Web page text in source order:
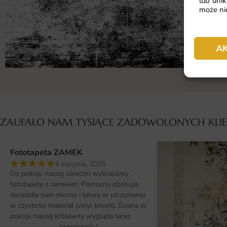
może
ZAUFAŁO NAM TYSIĄCE ZADOWOLONYCH
Fototapeta ZAMEK
6 sierpnia, 2026
Do pokoju naszej córeczki wybraliśmy
fototapetę z zamkiem. Pomocna obsługa
doradziła nam mocny i łatwy w utrzymaniu
w czystości materiał (vinyl brush). Ściana w
pokoju naszej królewny wygląda teraz